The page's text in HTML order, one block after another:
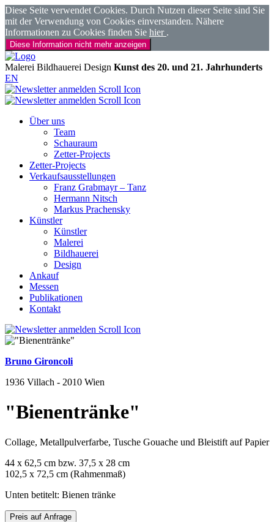
Diese Seite verwendet Cookies. Durch Nutzen dieser Seite sind Sie
mit der Verwendung von Cookies einverstanden. Nähere
Informationen zu Cookies finden Sie hier .
Diese Information nicht mehr anzeigen
Malerei Bildhauerei Design Kunst des 20. und 21. Jahrhunderts
EN
Über uns
Team
Schauraum
Zetter-Projects
Zetter-Projects
Verkaufsausstellungen
Franz Grabmayr – Tanz
Hermann Nitsch
Markus Prachensky
Künstler
Künstler
Malerei
Bildhauerei
Design
Ankauf
Messen
Publikationen
Kontakt
Bruno Gironcoli
1936 Villach - 2010 Wien
"Bienentränke"
Collage, Metallpulverfarbe, Tusche Gouache und Bleistift auf Papier
44 x 62,5 cm bzw. 37,5 x 28 cm
102,5 x 72,5 cm (Rahmenmaß)
Unten betitelt: Bienen tränke
Preis auf Anfrage